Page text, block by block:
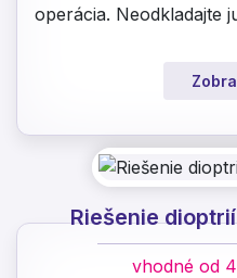
operácia. Neodkladajte
Riešenie
vhodné od